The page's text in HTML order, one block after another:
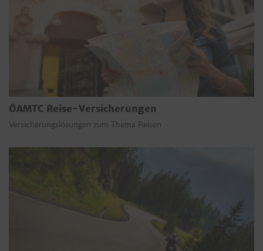
ÖAMTC Reise-Versicherungen
Versicherungslösungen zum Thema Reisen